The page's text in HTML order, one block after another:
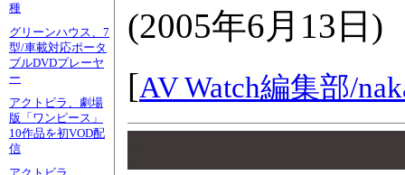
種
グリーンハウス、7
型/車載対応ポータ
ブルDVDプレーヤ
ー
アクトビラ、劇場
版「ワンピース」
10作品を初VOD配
信
(2005年6月13日 )
[AV Watch編集部/